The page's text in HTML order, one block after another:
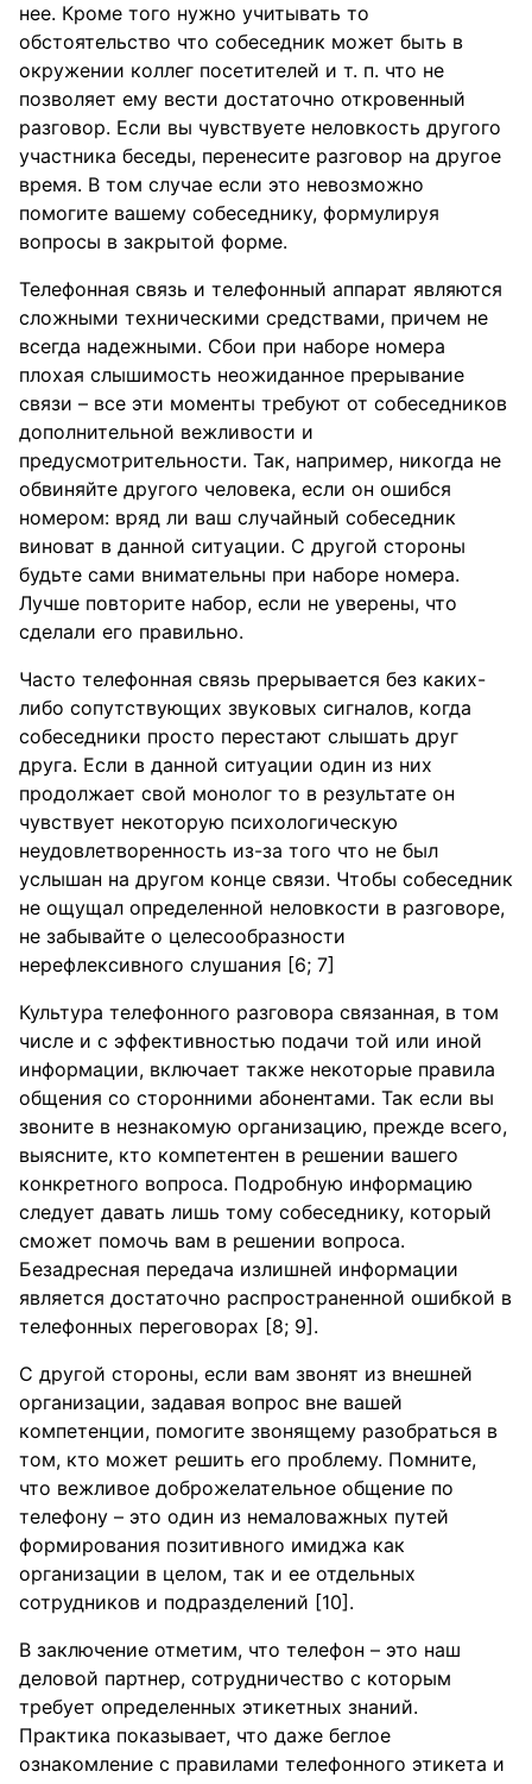
нее. Кроме того нужно учитывать то
обстоятельство что собеседник может быть в
окружении коллег посетителей и т. п. что не
позволяет ему вести достаточно откровенный
разговор. Если вы чувствуете неловкость другого
участника беседы, перенесите разговор на другое
время. В том случае если это невозможно
помогите вашему собеседнику, формулируя
вопросы в закрытой форме.
Телефонная связь и телефонный аппарат являются
сложными техническими средствами, причем не
всегда надежными. Сбои при наборе номера
плохая слышимость неожиданное прерывание
связи – все эти моменты требуют от собеседников
дополнительной вежливости и
предусмотрительности. Так, например, никогда не
обвиняйте другого человека, если он ошибся
номером: вряд ли ваш случайный собеседник
виноват в данной ситуации. С другой стороны
будьте сами внимательны при наборе номера.
Лучше повторите набор, если не уверены, что
сделали его правильно.
Часто телефонная связь прерывается без каких-
либо сопутствующих звуковых сигналов, когда
собеседники просто перестают слышать друг
друга. Если в данной ситуации один из них
продолжает свой монолог то в результате он
чувствует некоторую психологическую
неудовлетворенность из-за того что не был
услышан на другом конце связи. Чтобы собеседник
не ощущал определенной неловкости в разговоре,
не забывайте о целесообразности
нерефлексивного слушания [6; 7]
Культура телефонного разговора связанная, в том
числе и с эффективностью подачи той или иной
информации, включает также некоторые правила
общения со сторонними абонентами. Так если вы
звоните в незнакомую организацию, прежде всего,
выясните, кто компетентен в решении вашего
конкретного вопроса. Подробную информацию
следует давать лишь тому собеседнику, который
сможет помочь вам в решении вопроса.
Безадресная передача излишней информации
является достаточно распространенной ошибкой в
телефонных переговорах [8; 9].
С другой стороны, если вам звонят из внешней
организации, задавая вопрос вне вашей
компетенции, помогите звонящему разобраться в
том, кто может решить его проблему. Помните,
что вежливое доброжелательное общение по
телефону – это один из немаловажных путей
формирования позитивного имиджа как
организации в целом, так и ее отдельных
сотрудников и подразделений [10].
В заключение отметим, что телефон – это наш
деловой партнер, сотрудничество с которым
требует определенных этикетных знаний.
Практика показывает, что даже беглое
ознакомление с правилами телефонного этикета и